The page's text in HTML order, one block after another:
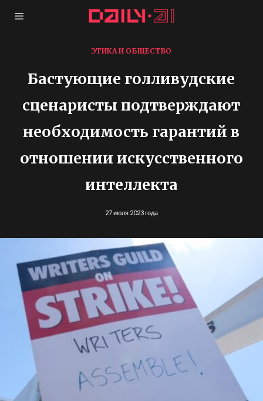
ЭТИКА И ОБЩЕСТВО
Бастующие голливудские
сценаристы подтверждают
необходимость гарантий в
отношении искусственного
интеллекта
27 июля 2023 года